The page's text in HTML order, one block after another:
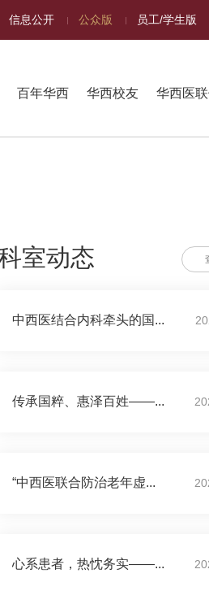
信息公开 公众版 员工/学生版
百年华西 华西校友 华西医
室动态
中西医结合内科牵头的国...
传承国粹、惠泽百姓——...
“中西医联合防治老年虚...
心系患者，热忱务实——...